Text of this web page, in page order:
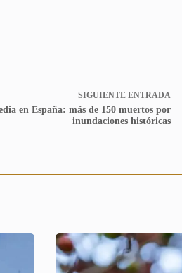
SIGUIENTE ENTRADA
en España: más de 150 muertos por
inundaciones históricas